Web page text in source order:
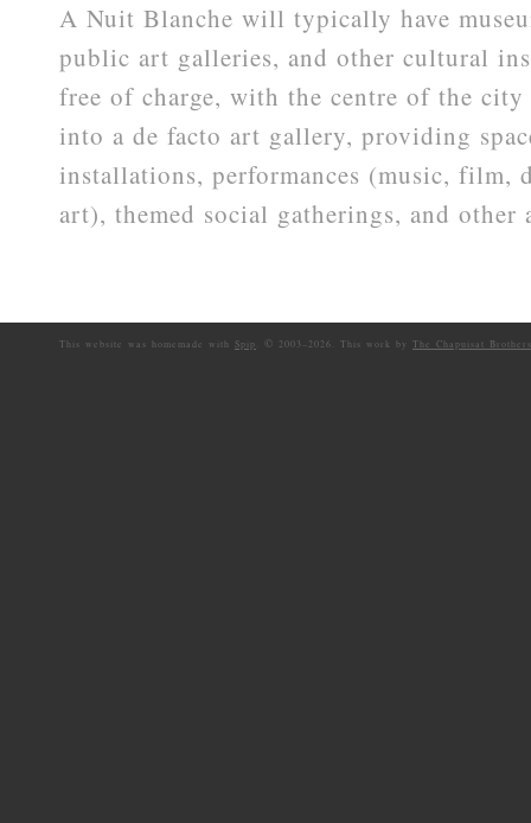
A Nuit Blanche will typically have
public art galleries, and other cultural
free of charge, with the centre of the
into a de facto art gallery, providing
installations, performances (music, film,
art), themed social gatherings, and other
This website was homemade with Spip © 2003– 2026. This work by The Chapuisat Brothers